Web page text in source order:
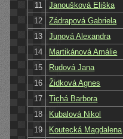
11
Janoušková Eliška
12
Zádrapová Gabriela
13
Junová Alexandra
14
Martikánová Amálie
15
Rudová Jana
16
Židková Agnes
17
Tichá Barbora
18
Kubalová Nikol
19
Koutecká Magdalena